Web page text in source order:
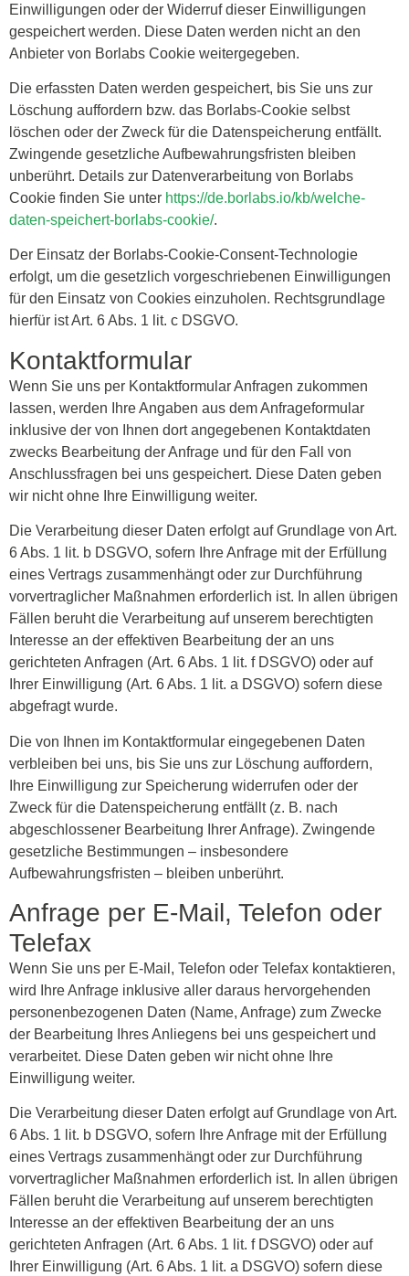
Einwilligungen oder der Widerruf dieser Einwilligungen
gespeichert werden. Diese Daten werden nicht an den
Anbieter von Borlabs Cookie weitergegeben.
Die erfassten Daten werden gespeichert, bis Sie uns zur
Löschung auffordern bzw. das Borlabs-Cookie selbst
löschen oder der Zweck für die Datenspeicherung entfällt.
Zwingende gesetzliche Aufbewahrungsfristen bleiben
unberührt. Details zur Datenverarbeitung von Borlabs
Cookie finden Sie unter https://de.borlabs.io/kb/welche-
daten-speichert-borlabs-cookie/.
Der Einsatz der Borlabs-Cookie-Consent-Technologie
erfolgt, um die gesetzlich vorgeschriebenen Einwilligungen
für den Einsatz von Cookies einzuholen. Rechtsgrundlage
hierfür ist Art. 6 Abs. 1 lit. c DSGVO.
Kontaktformular
Wenn Sie uns per Kontaktformular Anfragen zukommen
lassen, werden Ihre Angaben aus dem Anfrageformular
inklusive der von Ihnen dort angegebenen Kontaktdaten
zwecks Bearbeitung der Anfrage und für den Fall von
Anschlussfragen bei uns gespeichert. Diese Daten geben
wir nicht ohne Ihre Einwilligung weiter.
Die Verarbeitung dieser Daten erfolgt auf Grundlage von Art.
6 Abs. 1 lit. b DSGVO, sofern Ihre Anfrage mit der Erfüllung
eines Vertrags zusammenhängt oder zur Durchführung
vorvertraglicher Maßnahmen erforderlich ist. In allen übrigen
Fällen beruht die Verarbeitung auf unserem berechtigten
Interesse an der effektiven Bearbeitung der an uns
gerichteten Anfragen (Art. 6 Abs. 1 lit. f DSGVO) oder auf
Ihrer Einwilligung (Art. 6 Abs. 1 lit. a DSGVO) sofern diese
abgefragt wurde.
Die von Ihnen im Kontaktformular eingegebenen Daten
verbleiben bei uns, bis Sie uns zur Löschung auffordern,
Ihre Einwilligung zur Speicherung widerrufen oder der
Zweck für die Datenspeicherung entfällt (z. B. nach
abgeschlossener Bearbeitung Ihrer Anfrage). Zwingende
gesetzliche Bestimmungen – insbesondere
Aufbewahrungsfristen – bleiben unberührt.
Anfrage per E-Mail, Telefon oder
Telefax
Wenn Sie uns per E-Mail, Telefon oder Telefax kontaktieren,
wird Ihre Anfrage inklusive aller daraus hervorgehenden
personenbezogenen Daten (Name, Anfrage) zum Zwecke
der Bearbeitung Ihres Anliegens bei uns gespeichert und
verarbeitet. Diese Daten geben wir nicht ohne Ihre
Einwilligung weiter.
Die Verarbeitung dieser Daten erfolgt auf Grundlage von Art.
6 Abs. 1 lit. b DSGVO, sofern Ihre Anfrage mit der Erfüllung
eines Vertrags zusammenhängt oder zur Durchführung
vorvertraglicher Maßnahmen erforderlich ist. In allen übrigen
Fällen beruht die Verarbeitung auf unserem berechtigten
Interesse an der effektiven Bearbeitung der an uns
gerichteten Anfragen (Art. 6 Abs. 1 lit. f DSGVO) oder auf
Ihrer Einwilligung (Art. 6 Abs. 1 lit. a DSGVO) sofern diese